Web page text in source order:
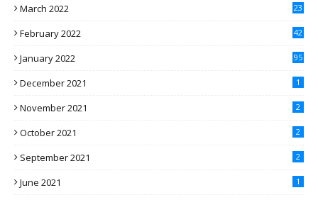
March 2022 23
February 2022 42
January 2022 95
December 2021 1
November 2021 2
October 2021 2
September 2021 2
June 2021 1